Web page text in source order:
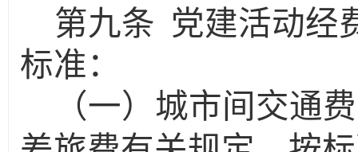
第九条 党建活动经
标准：
（一）城市间交通